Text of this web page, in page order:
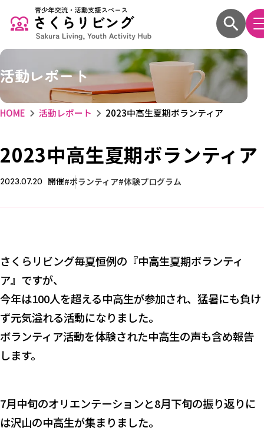
活動レポート
HOME 活動レポート 2023中高生夏期ボランティア
2023中高生夏期ボランティア
2023.07.20 開催 ボランティア 体験プログラム
さくらリビング毎夏恒例の『中高生夏期ボランティ
ア』ですが、
今年は100人を超える中高生が参加され、猛暑にも負け
ず元気溢れる活動になりました。
ボランティア活動を体験された中高生の声も含め報告
します。
7月中旬のオリエンテーションと8月下旬の振り返りに
は沢山の中高生が集まりました。